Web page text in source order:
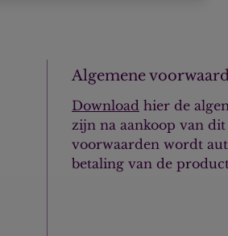
Algemene
Download hier de
zijn na aankoop van
voorwaarden wordt
betaling van de